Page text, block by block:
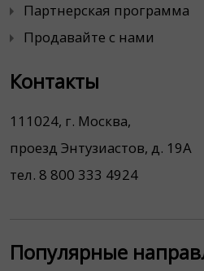
Партнерская программа
Продавайте с нами
Контакты
111024, г. Москва,
проезд Энтузиастов, д. 19А
тел. 8 800 333 4924
Популярные